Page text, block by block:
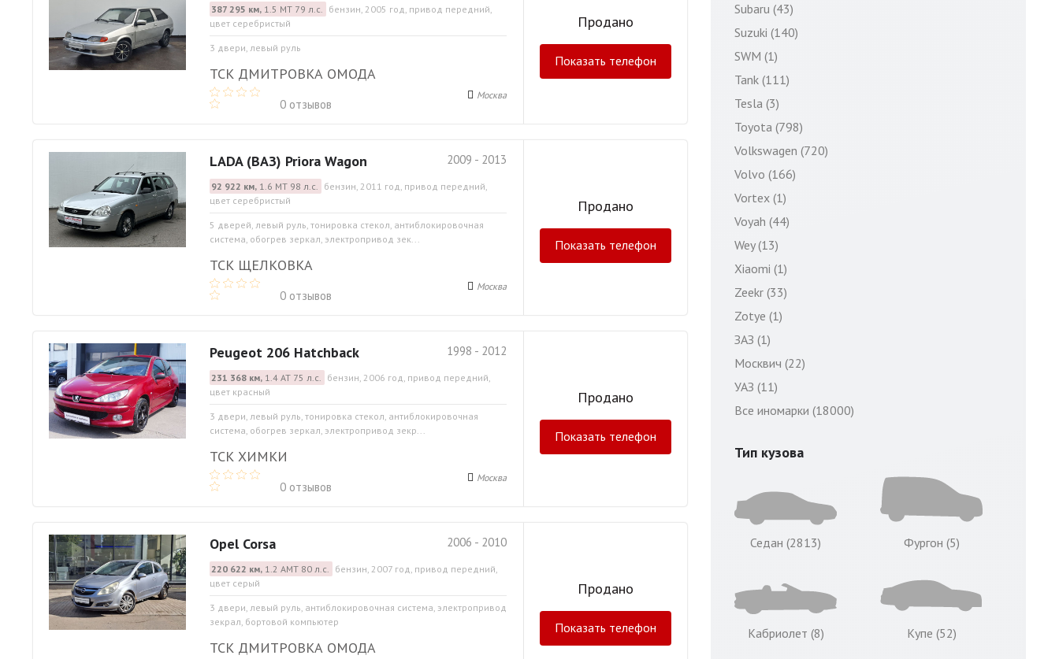
387 295 км,1.5 МТ 79 л.с. бензин, 2005 год, привод передний,
цвет серебристый
3 двери, левый руль
ТСК ДМИТРОВКА ОМОДА
0 отзывов
Москва
Продано
Показать телефон
2009 - 2013
LADA (ВАЗ) Priora Wagon
92 922 км,1.6 МТ 98 л.с. бензин, 2011 год, привод передний,
цвет серебристый
5 дверей, левый руль, тонировка стекол, антиблокировочная
система, обогрев зеркал, электропривод зек...
ТСК ЩЕЛКОВКА
0 отзывов
Москва
Продано
Показать телефон
1998 - 2012
Peugeot 206 Hatchback
231 368 км,1.4 АТ 75 л.с. бензин, 2006 год, привод передний,
цвет красный
3 двери, левый руль, тонировка стекол, антиблокировочная
система, обогрев зеркал, электропривод зекр...
ТСК ХИМКИ
0 отзывов
Москва
Продано
Показать телефон
2006 - 2010
Opel Corsa
220 622 км,1.2 АМТ 80 л.с. бензин, 2007 год, привод передний,
цвет серый
3 двери, левый руль, антиблокировочная система, электропривод
зекрал, бортовой компьютер
ТСК ДМИТРОВКА ОМОДА
Продано
Показать телефон
Subaru (43)
Suzuki (140)
SWM (1)
Tank (111)
Tesla (3)
Toyota (798)
Volkswagen (720)
Volvo (166)
Vortex (1)
Voyah (44)
Wey (13)
Xiaomi (1)
Zeekr (33)
Zotye (1)
ЗАЗ (1)
Москвич (22)
УАЗ (11)
Все иномарки (18000)
Тип кузова
Седан (2813) Фургон (5)
Кабриолет (8) Купе (52)